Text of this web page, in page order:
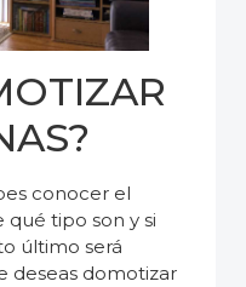
conocer el
qué tipo son y si
último será
deseas domotizar